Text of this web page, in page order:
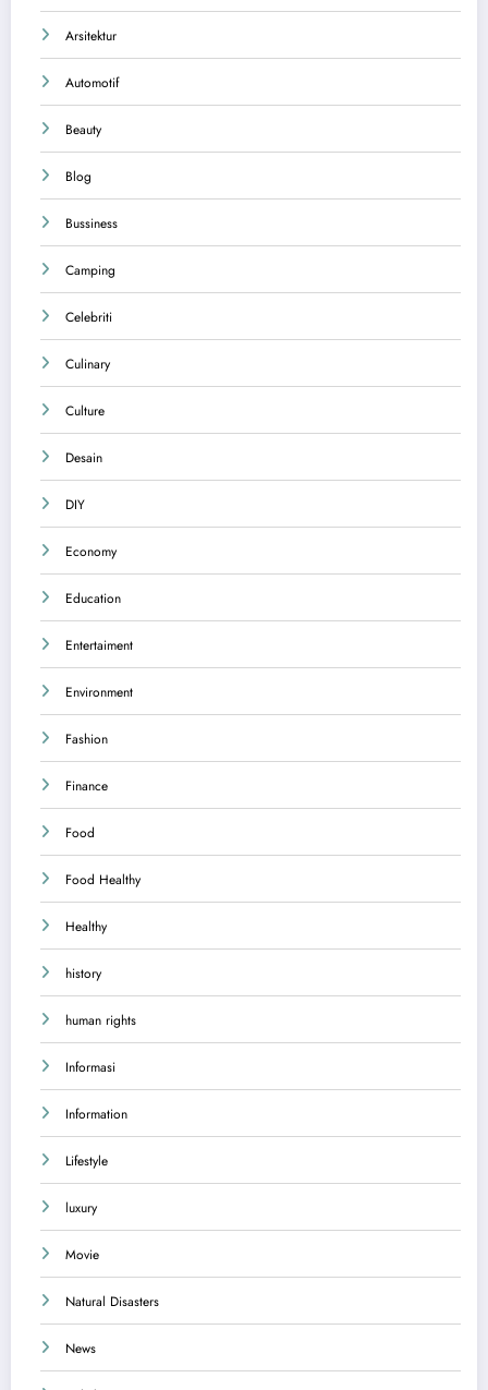
Arsitektur
Automotif
Beauty
Blog
Bussiness
Camping
Celebriti
Culinary
Culture
Desain
DIY
Economy
Education
Entertaiment
Environment
Fashion
Finance
Food
Food Healthy
Healthy
history
human rights
Informasi
Information
Lifestyle
luxury
Movie
Natural Disasters
News